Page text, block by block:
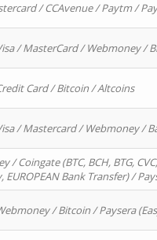
/ CCAvenue / Paytm /
/ MasterCard / Webmoney /
Card / Bitcoin / Altcoins
/ Mastercard / Webmoney /
/ Coingate (BTC, BCH, BTG,
EUROPEAN Bank Transfer) /
/ Bitcoin / Paysera